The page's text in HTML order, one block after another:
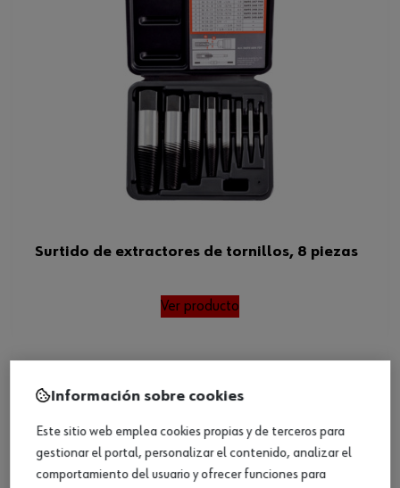
Surtido de extractores de tornillos, 8 piezas
Ver producto
Información sobre cookies
Este sitio web emplea cookies propias y de terceros para
gestionar el portal, personalizar el contenido, analizar el
comportamiento del usuario y ofrecer funciones para